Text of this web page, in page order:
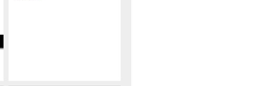
リング】穴場スポット満載！三重の美味しいもの・パワースポット！【Honda Dream 松阪】
】憧れのSSバイクで女子ツーリング|三重県 松阪スタート！Honda Rebel250•500
キット】ホンダモーターサイクリストスクールを体験してきました【バイク女子】
CL500納車「かなえさんバイク売れました！」連絡があり行ってきました